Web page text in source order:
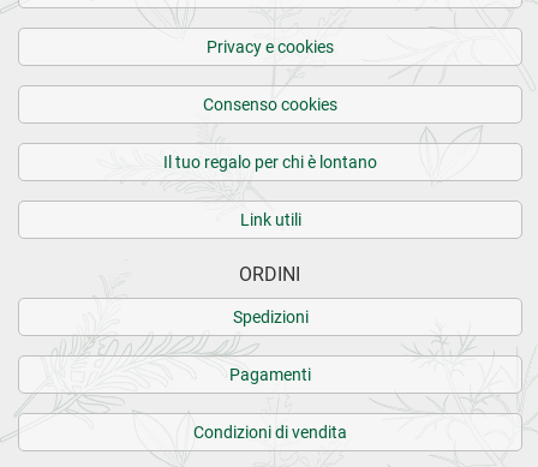
Privacy e cookies
Consenso cookies
Il tuo regalo per chi è lontano
Link utili
ORDINI
Spedizioni
Pagamenti
Condizioni di vendita